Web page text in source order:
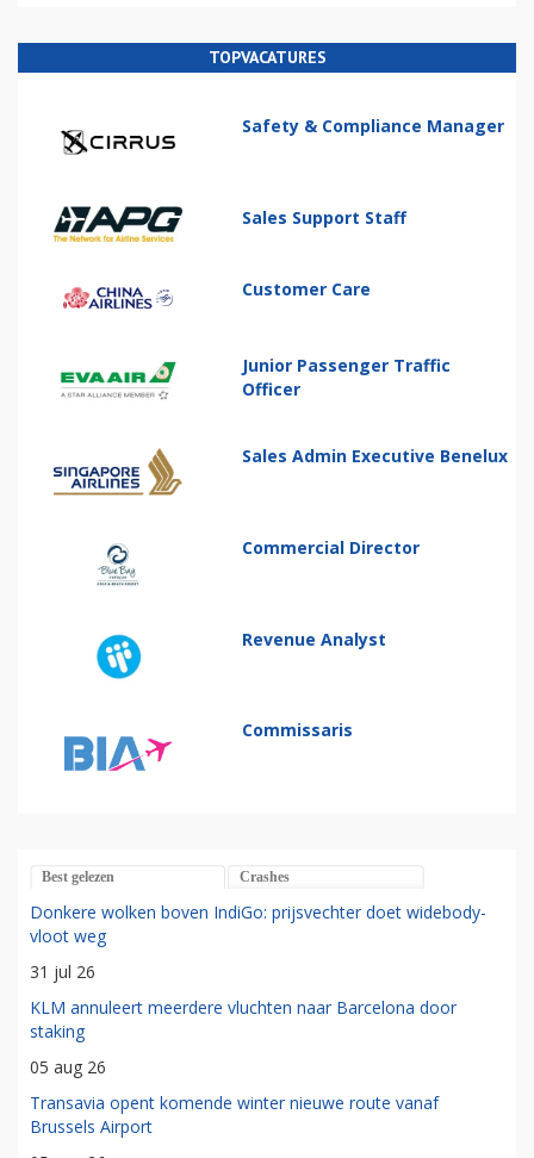
TOPVACATURES
Safety & Compliance Manager
Sales Support Staff
Customer Care
Junior Passenger Traffic
Officer
Sales Admin Executive Benelux
Commercial Director
Revenue Analyst
Commissaris
Best gelezen Crashes
Donkere wolken boven IndiGo: prijsvechter doet widebody-
vloot weg
31 jul 26
KLM annuleert meerdere vluchten naar Barcelona door
staking
05 aug 26
Transavia opent komende winter nieuwe route vanaf
Brussels Airport